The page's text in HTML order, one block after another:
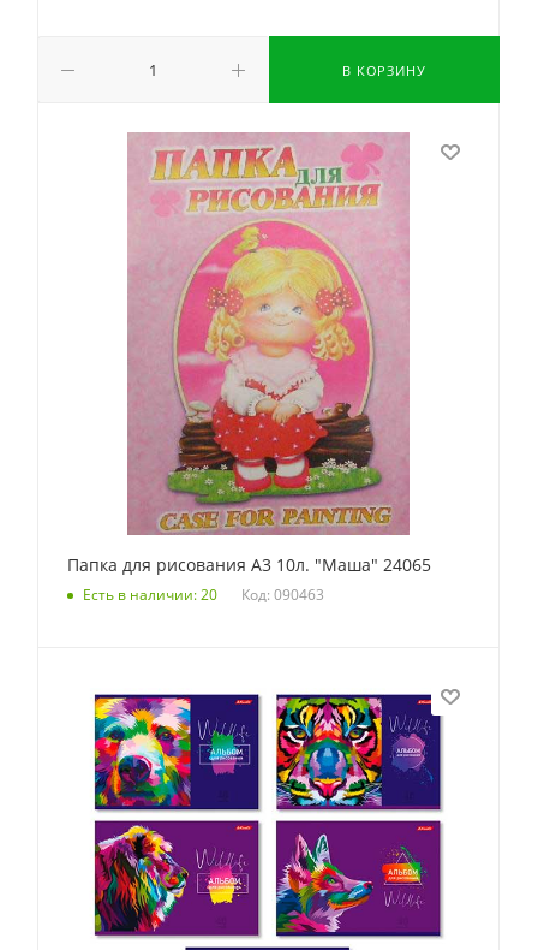
В КОРЗИНУ
Папка для рисования А3 10л. "Маша" 24065
Есть в наличии: 20 Код: 090463